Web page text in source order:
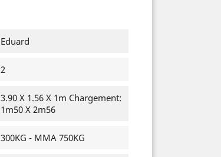
Eduard
2
3.90 X 1.56 X 1m Chargement:
1m50 X 2m56
300KG - MMA 750KG